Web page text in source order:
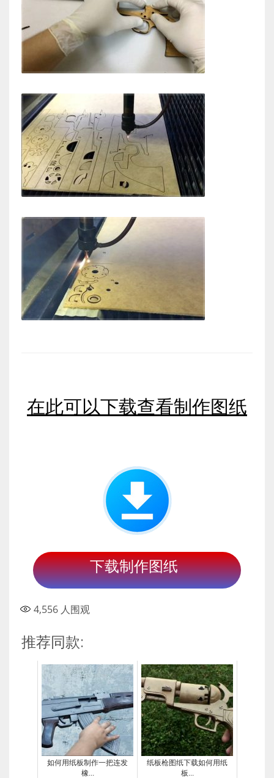
在此可以下载查看制作图纸
下载制作图纸
4,556 人围观
推荐同款:
如何用纸板制作一把连发
橡...
纸板枪图纸下载如何用纸
板...